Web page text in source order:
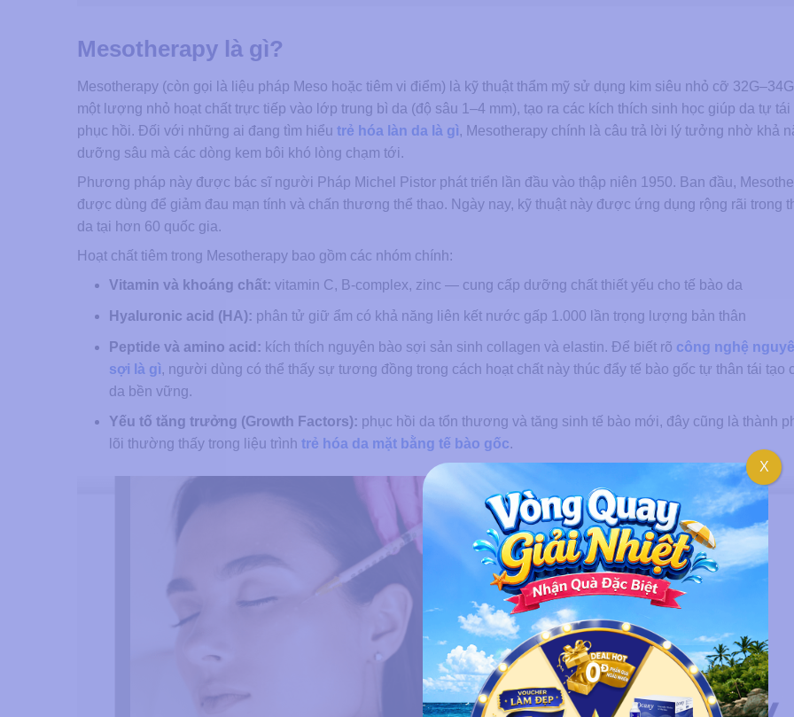
Mesotherapy là gì?
Mesotherapy (còn gọi là liệu pháp Meso hoặc tiêm vi điểm) là kỹ thuật thẩm mỹ sử dụng kim siêu nhỏ cỡ
một lượng nhỏ hoạt chất trực tiếp vào lớp trung bì da (độ sâu 1–4 mm), tạo ra các kích thích sinh học giúp da tự tái
phục hồi. Đối với những ai đang tìm hiểu trẻ hóa làn da là gì, Mesotherapy chính là câu trả lời lý tưởng nhờ khả
dưỡng sâu mà các dòng kem bôi khó lòng chạm tới.
Phương pháp này được bác sĩ người Pháp Michel Pistor phát triển lần đầu vào thập niên 1950. Ban đầu,
được dùng để giảm đau mạn tính và chấn thương thể thao. Ngày nay, kỹ thuật này được ứng dụng rộng rãi trong
da tại hơn 60 quốc gia.
Hoạt chất tiêm trong Mesotherapy bao gồm các nhóm chính:
Vitamin và khoáng chất: vitamin C, B-complex, zinc — cung cấp dưỡng chất thiết yếu cho tế bào da
Hyaluronic acid (HA): phân tử giữ ẩm có khả năng liên kết nước gấp 1.000 lần trọng lượng bản thân
Peptide và amino acid: kích thích nguyên bào sợi sản sinh collagen và elastin. Để biết rõ công nghệ
sợi là gì, người dùng có thể thấy sự tương đồng trong cách hoạt chất này thúc đẩy tế bào gốc tự thân tái tạo
da bền vững.
Yếu tố tăng trưởng (Growth Factors): phục hồi da tổn thương và tăng sinh tế bào mới, đây cũng là thành
lõi thường thấy trong liệu trình trẻ hóa da mặt bằng tế bào gốc.
X